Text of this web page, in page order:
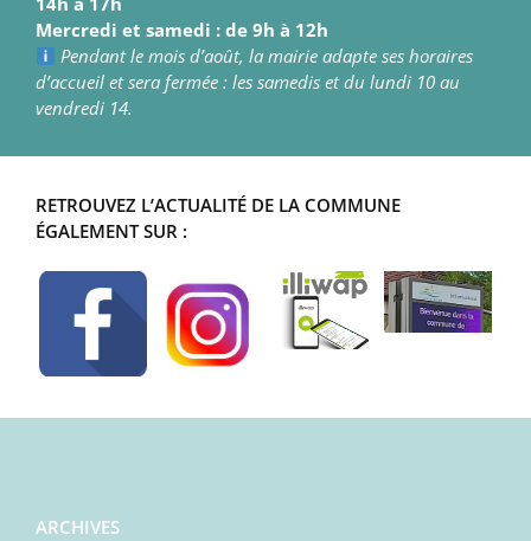
Mercredi et samedi : de 9h à 12h
Pendant le mois d’août, la mairie adapte ses horaires
d’accueil et sera fermée : les samedis et du lundi 10 au
vendredi 14.
RETROUVEZ L’ACTUALITÉ DE LA COMMUNE
ÉGALEMENT SUR :
ARCHIVES